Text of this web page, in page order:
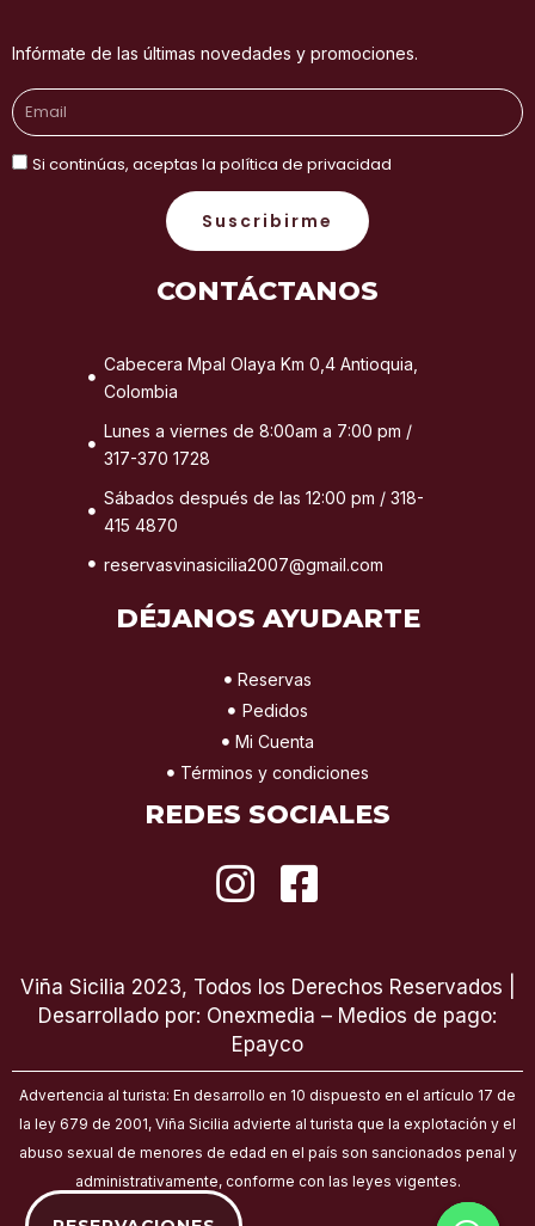
Infórmate de las últimas novedades y promociones.
Email
Si continúas, aceptas la política de privacidad
Suscribirme
CONTÁCTANOS
Cabecera Mpal Olaya Km 0,4 Antioquia,
Colombia
Lunes a viernes de 8:00am a 7:00 pm /
317-370 1728
Sábados después de las 12:00 pm / 318-
415 4870
reservasvinasicilia2007@gmail.com
DÉJANOS AYUDARTE
Reservas
Pedidos
Mi Cuenta
Términos y condiciones
REDES SOCIALES
I
s
t
a
g
r
a
F
c
e
b
o
o
k
Viña Sicilia 2023, Todos los Derechos Reservados |
Desarrollado por: Onexmedia – Medios de pago:
Epayco
Advertencia al turista: En desarrollo en 10 dispuesto en el artículo 17 de
la ley 679 de 2001, Viña Sicilia advierte al turista que la explotación y el
abuso sexual de menores de edad en el país son sancionados penal y
administrativamente, conforme con las leyes vigentes.